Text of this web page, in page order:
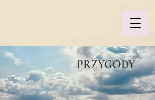
PRZYGODY